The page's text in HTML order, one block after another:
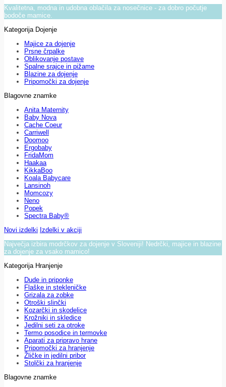
Kvalitetna, modna in udobna oblačila za nosečnice - za dobro počutje
bodoče mamice.
Kategorija Dojenje
Majice za dojenje
Prsne črpalke
Oblikovanje postave
Spalne srajce in pižame
Blazine za dojenje
Pripomočki za dojenje
Blagovne znamke
Anita Maternity
Baby Nova
Cache Coeur
Carriwell
Doomoo
Ergobaby
FridaMom
Haakaa
KikkaBoo
Koala Babycare
Lansinoh
Momcozy
Neno
Popek
Spectra Baby®
Novi izdelki Izdelki v akciji
Največja izbira modrčkov za dojenje v Sloveniji! Nedrčki, majice in blazine
za dojenje za vsako mamico!
Kategorija Hranjenje
Dude in priponke
Flaške in stekleničke
Grizala za zobke
Otroški slinčki
Kozarčki in skodelice
Krožniki in skledice
Jedilni seti za otroke
Termo posodice in termovke
Aparati za pripravo hrane
Pripomočki za hranjenje
Žličke in jedilni pribor
Stolčki za hranjenje
Blagovne znamke